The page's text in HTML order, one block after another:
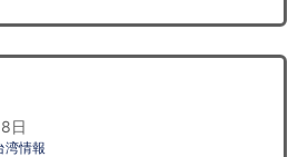
日
湾情報